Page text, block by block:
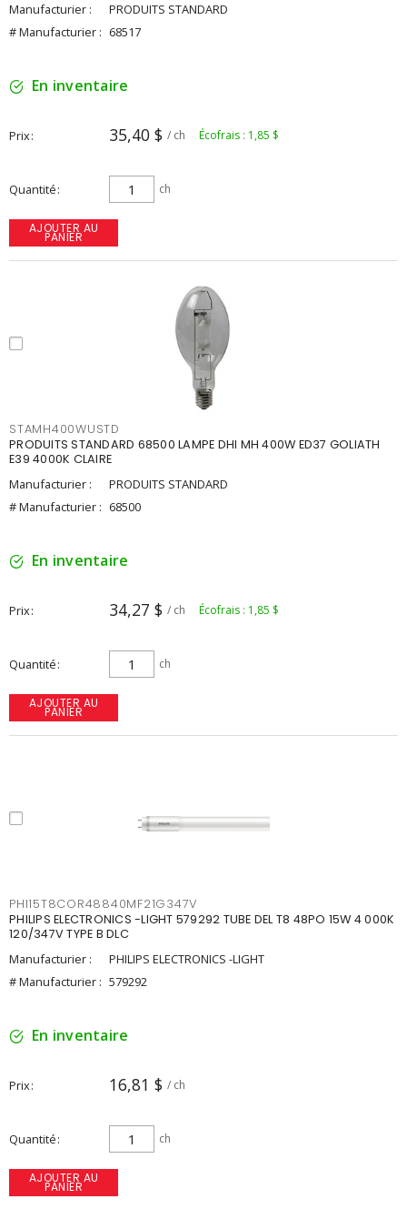
Manufacturier :
PRODUITS STANDARD
# Manufacturier : 68517
En inventaire
Prix 35,40 $ / ch Écofrais : 1,85 $
Quantité ch
AJOUTER AU
PANIER
STAMH400WUSTD
PRODUITS STANDARD 68500 LAMPE DHI MH 400W ED37 GOLIATH
E39 4000K CLAIRE
Manufacturier :
PRODUITS STANDARD
# Manufacturier : 68500
En inventaire
Prix 34,27 $ / ch Écofrais : 1,85 $
Quantité ch
AJOUTER AU
PANIER
PHI15T8COR48840MF21G347V
PHILIPS ELECTRONICS -LIGHT 579292 TUBE DEL T8 48PO 15W 4 000K
120/347V TYPE B DLC
Manufacturier :
PHILIPS ELECTRONICS -LIGHT
# Manufacturier : 579292
En inventaire
Prix 16,81 $ / ch
Quantité ch
AJOUTER AU
PANIER